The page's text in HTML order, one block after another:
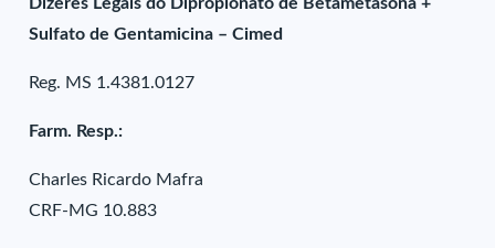
Sulfato de Gentamicina – Cimed
Reg. MS 1.4381.0127
Farm. Resp.:
Charles Ricardo Mafra
CRF-MG 10.883